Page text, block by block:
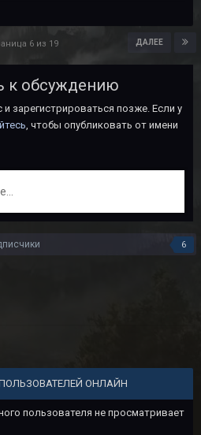
ДАЛЕЕ
6 из 19
к обсуждению
зарегистрироваться позже. Если у
, чтобы опубликовать от имени
6
ОНЛАЙН
пользователя не просматривает